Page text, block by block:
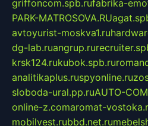
griffoncom.spb.rufabrika-
PARK-MATROSOVA.RU
avtoyurist-moskva1.ru
dg-lab.ruangrup.ru
krsk124.rukubok.spb.ru
analitikaplus.ruspyonline.ru
sloboda-ural.pp.ruAUTO-
online-z.comaromat-
mobilvest.rubbd.net.ru